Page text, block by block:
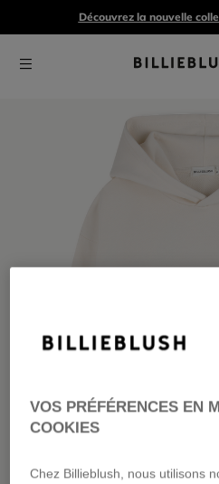
Découvrez la nouvelle
VOS PRÉFÉRENCES EN
COOKIES
Chez Billieblush, nous utilisons